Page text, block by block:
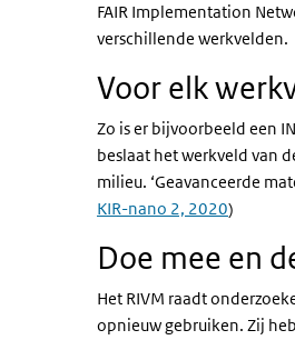
FAIR Implementation
verschillende werkvelden.
Voor elk
Zo is er bijvoorbeeld een
beslaat het werkveld van
milieu. ‘Geavanceerde
KIR-nano 2, 2020)
Doe mee en
Het RIVM raadt
opnieuw gebruiken. Zij